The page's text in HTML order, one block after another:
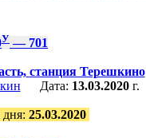
У — 701
станция Терешкино
Дата: 13.03.2020г.
25.03.2020